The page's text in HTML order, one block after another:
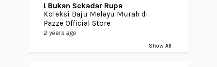
! Bukan Sekadar Rupa
Koleksi Baju Melayu Murah di
Pazze Official Store
2 years ago
Show All